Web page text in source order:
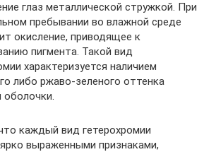
глаз металлической стружкой. При
пребывании во влажной среде
окисление, приводящее к
пигмента. Такой вид
характеризуется наличием
либо ржаво-зеленого оттенка
оболочки.
каждый вид гетерохромии
выраженными признаками,